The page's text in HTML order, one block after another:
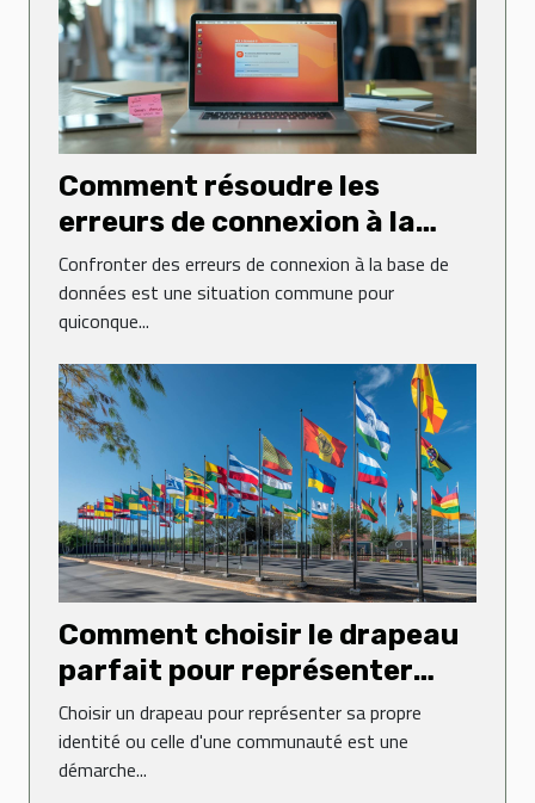
Comment résoudre les
erreurs de connexion à la
base de données sur un site
web
Confronter des erreurs de connexion à la base de
données est une situation commune pour
quiconque...
Comment choisir le drapeau
parfait pour représenter
votre identité
Choisir un drapeau pour représenter sa propre
identité ou celle d'une communauté est une
démarche...